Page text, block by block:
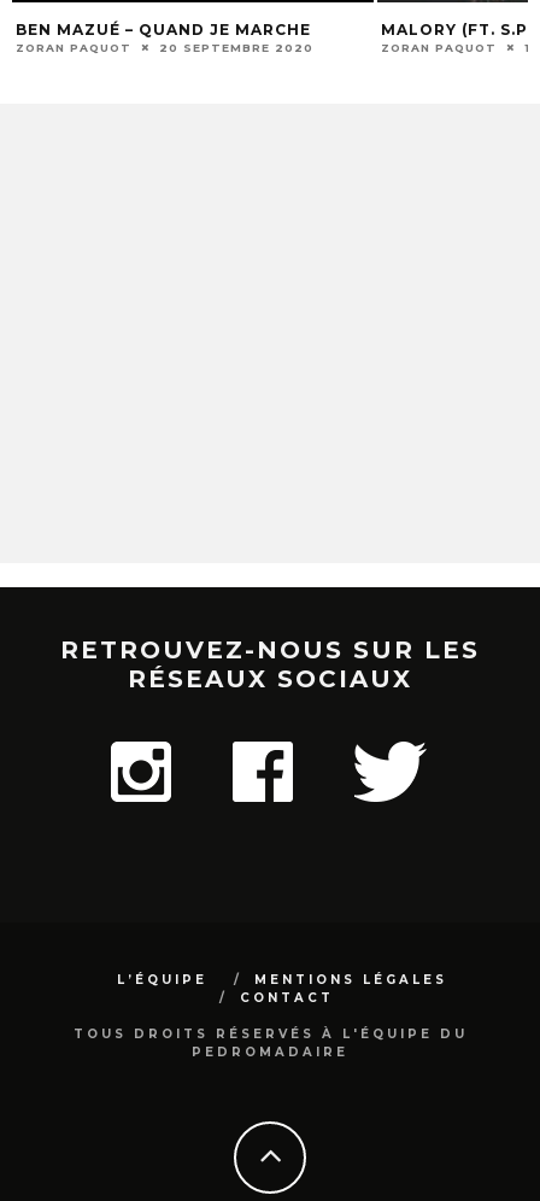
BEN MAZUÉ – QUAND JE MARCHE
ZORAN PAQUOT 20 SEPTEMBRE 2020
MALORY (FT.
ZORAN PAQUOT
RETROUVEZ-NOUS SUR LES
RÉSEAUX SOCIAUX
L’ÉQUIPE
MENTIONS LÉGALES
CONTACT
TOUS DROITS RÉSERVÉS À L'ÉQUIPE DU
PEDROMADAIRE